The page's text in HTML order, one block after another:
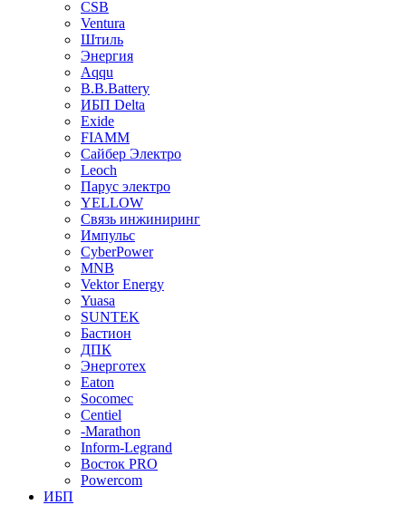
CSB
Ventura
Штиль
Энергия
Aqqu
B.B.Bаttery
ИБП Delta
Exide
FIAMM
Сайбер Электро
Leoch
Парус электро
YELLOW
Связь инжиниринг
Импульс
CyberPower
MNB
Vektor Energy
Yuasa
SUNTEK
Бастион
ДПК
Энерготех
Eaton
Socomec
Centiel
-Marathon
Inform-Legrand
Восток PRO
Powercom
ИБП